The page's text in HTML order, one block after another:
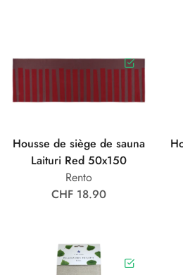
Housse de siège de sauna
Laituri Red 50x150
Rento
CHF 18.90